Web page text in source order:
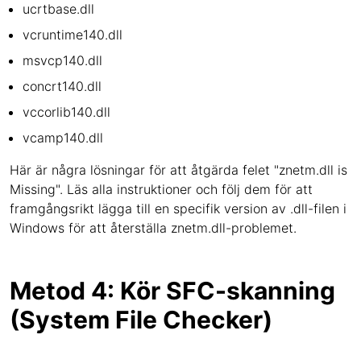
ucrtbase.dll
vcruntime140.dll
msvcp140.dll
concrt140.dll
vccorlib140.dll
vcamp140.dll
Här är några lösningar för att åtgärda felet "znetm.dll is
Missing". Läs alla instruktioner och följ dem för att
framgångsrikt lägga till en specifik version av .dll-filen i
Windows för att återställa znetm.dll-problemet.
Metod 4: Kör SFC-skanning
(System File Checker)